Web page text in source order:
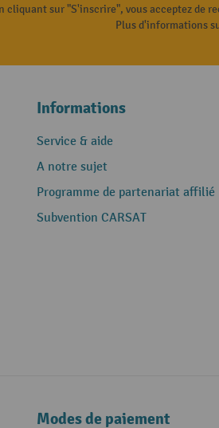
cliquant sur "S'inscrire", vous acceptez de
Plus d'informations
Informations
Service & aide
A notre sujet
Programme de partenariat affilié
Subvention CARSAT
Modes de paiement